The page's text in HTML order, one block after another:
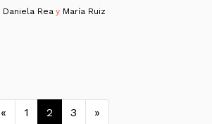
Daniela Reay María Ruiz
Navegación de entradas
« 1 2 3 »